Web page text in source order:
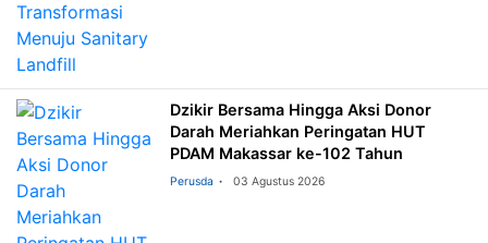
Dzikir Bersama Hingga Aksi Donor
Darah Meriahkan Peringatan HUT
PDAM Makassar ke-102 Tahun
Perusda 03 Agustus 2026